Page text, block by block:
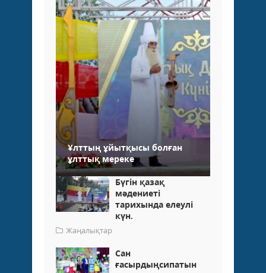
Ұлттың ұйытқысы болған
ұлттық мереке
Бүгін қазақ
мәдениеті
тариxында елеулі
күн.
Жаңалықтар
Сан
ғасырдыңсипатын